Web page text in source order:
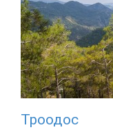
Троодос